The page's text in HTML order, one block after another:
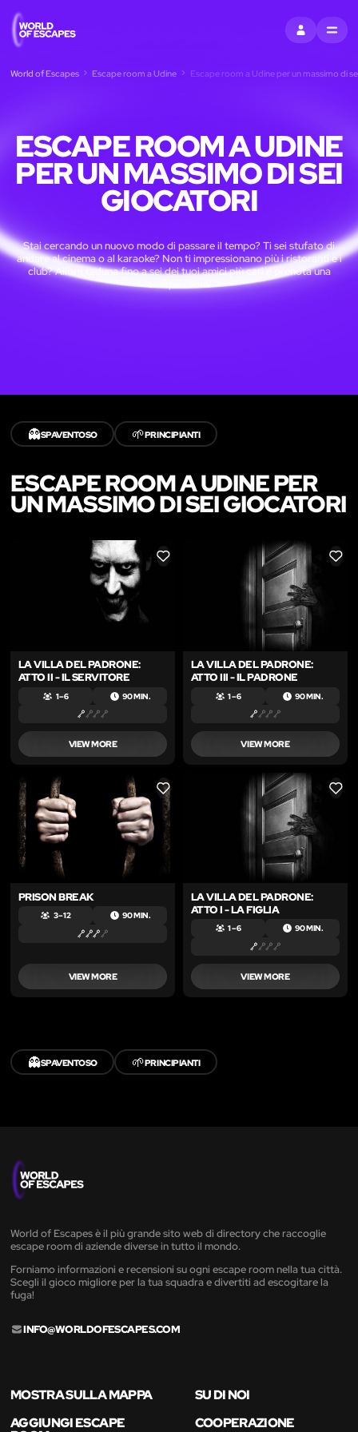
ACCEDIMENU
World of Escapes Escape room a Udine Escape room a Udine per un massimo di
ESCAPE ROOM A UDINE
PER UN MASSIMO DI SEI
GIOCATORI
Stai cercando un nuovo modo di passare il tempo? Ti sei stufato di
andare al cinema o al karaoke? Non ti impressionano più i ristoranti e i
club? Allora raduna fino a sei dei tuoi amici più cari e prenota una
escape room!
👻SPAVENTOSO 🌱PRINCIPIANTI
ESCAPE ROOM A UDINE PER
UN MASSIMO DI SEI GIOCATORI
LIKE
LA VILLA DEL PADRONE:
ATTO II - IL SERVITORE
1 – 6 90 MIN.
VIEW MORE
LIKE
LA VILLA DEL PADRONE:
ATTO III - IL PADRONE
1 – 6 90 MIN.
VIEW MORE
LIKE
PRISON BREAK
3 – 12 90 MIN.
VIEW MORE
LIKE
LA VILLA DEL PADRONE:
ATTO I - LA FIGLIA
1 – 6 90 MIN.
VIEW MORE
👻SPAVENTOSO 🌱PRINCIPIANTI
World of Escapes è il più grande sito web di directory che raccoglie
escape room di aziende diverse in tutto il mondo.
Forniamo informazioni e recensioni su ogni escape room nella tua città.
Scegli il gioco migliore per la tua squadra e divertiti ad escogitare la
fuga!
INFO@WORLDOFESCAPES.COM
MOSTRA SULLA MAPPA
SU DI NOI
AGGIUNGI ESCAPE
COOPERAZIONE